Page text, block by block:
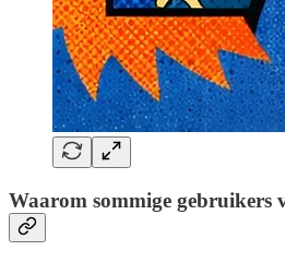
Waarom sommige gebruikers